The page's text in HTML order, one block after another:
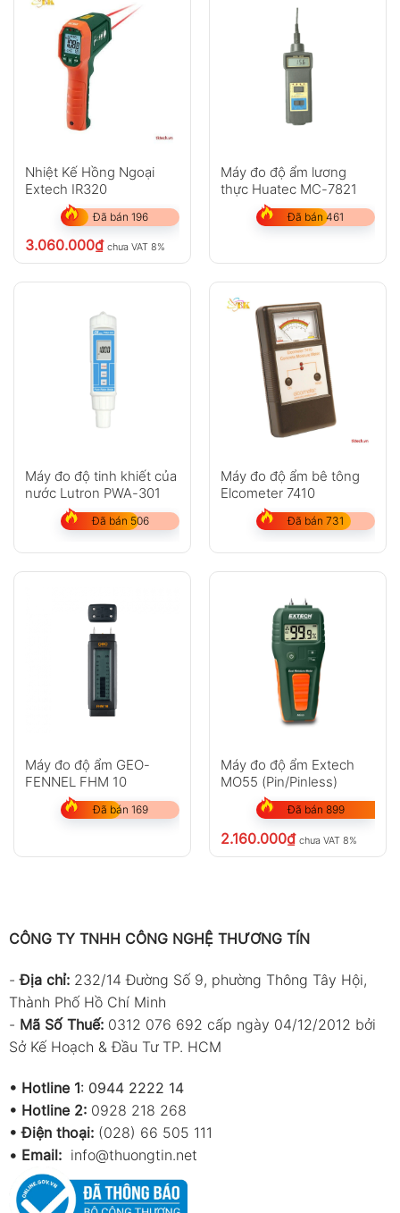
Nhiệt Kế Hồng Ngoại
Extech IR320
Đã bán 196
3.060.000₫ chưa VAT 8%
Máy đo độ ẩm lương
thực Huatec MC-7821
Đã bán 461
Máy đo độ tinh khiết của
nước Lutron PWA-301
Đã bán 506
Máy đo độ ẩm bê tông
Elcometer 7410
Đã bán 731
Máy đo độ ẩm GEO-
FENNEL FHM 10
Đã bán 169
Máy đo độ ẩm Extech
MO55 (Pin/Pinless)
Đã bán 899
2.160.000₫ chưa VAT 8%
CÔNG TY TNHH CÔNG NGHỆ THƯƠNG TÍN
-Địa chỉ: 232/14 Đường Số 9, phường Thông Tây Hội,
Thành Phố Hồ Chí Minh
- Mã Số Thuế: 0312 076 692 cấp ngày 04/12/2012 bởi
Sở Kế Hoạch & Đầu Tư TP. HCM
• Hotline 1: 0944 2222 14
• Hotline 2: 0928 218 268
• Điện thoại: (028) 66 505 111
• Email: info@thuongtin.net